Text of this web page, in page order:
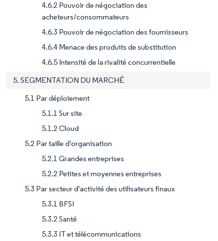
4.6.2 Pouvoir de négociation des
acheteurs/consommateurs
4.6.3 Pouvoir de négociation des fournisseurs
4.6.4 Menace des produits de substitution
4.6.5 Intensité de la rivalité concurrentielle
5. SEGMENTATION DU MARCHÉ
5.1 Par déploiement
5.1.1 Sur site
5.1.2 Cloud
5.2 Par taille d'organisation
5.2.1 Grandes entreprises
5.2.2 Petites et moyennes entreprises
5.3 Par secteur d'activité des utilisateurs finaux
5.3.1 BFSI
5.3.2 Santé
5.3.3 IT et télécommunications